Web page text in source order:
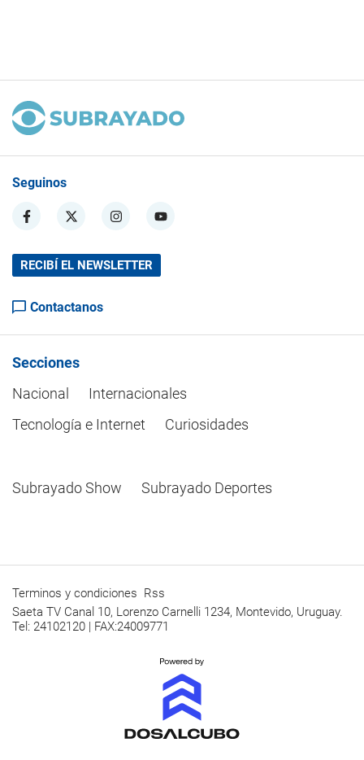
Seguinos
RECIBÍ EL NEWSLETTER
Contactanos
Secciones
Nacional
Internacionales
Tecnología e Internet
Curiosidades
Subrayado Show Subrayado Deportes
Terminos y condiciones Rss
Saeta TV Canal 10, Lorenzo Carnelli 1234, Montevido, Uruguay.
Tel: 24102120 | FAX:24009771